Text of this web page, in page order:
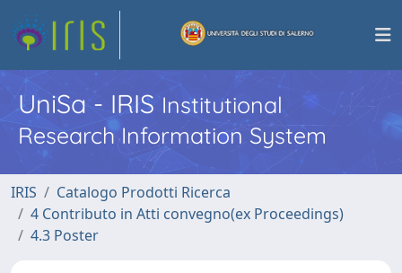
UniSa - IRISInstitutional
Research Information System
IRIS
Catalogo Prodotti Ricerca
4 Contributo in Atti convegno(ex Proceedings)
4.3 Poster